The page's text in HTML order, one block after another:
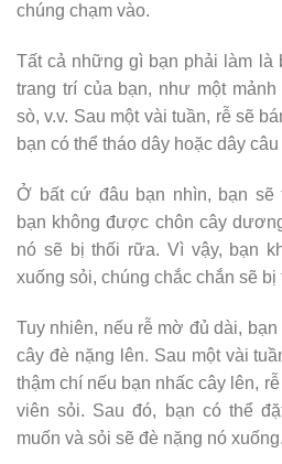
chúng chạm vào.
Tất cả những gì bạn phải làm là
trang trí của bạn, như một
sò, v.v. Sau một vài tuần, rễ sẽ
bạn có thể tháo dây hoặc dây câu
Ở bất cứ đâu bạn nhìn, bạn sẽ
bạn không được chôn cây
nó sẽ bị thối rữa. Vì vậy, bạn
xuống sỏi, chúng chắc chắn sẽ
Tuy nhiên, nếu rễ mờ đủ dài,
cây đè nặng lên. Sau một vài
thậm chí nếu bạn nhấc cây lên,
viên sỏi. Sau đó, bạn có thể
muốn và sỏi sẽ đè nặng nó xuống.